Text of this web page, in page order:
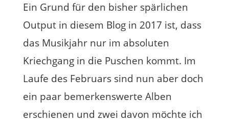
Ein Grund für den bisher spärlichen
Output in diesem Blog in 2017 ist, dass
das Musikjahr nur im absoluten
Kriechgang in die Puschen kommt. Im
Laufe des Februars sind nun aber doch
ein paar bemerkenswerte Alben
erschienen und zwei davon möchte ich